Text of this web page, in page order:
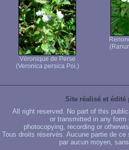
Véronique de Perse
(Veronica persica Poi.)
Site réalisé et édité
All right reserved. No part of this
or transmitted in any
photocopying, recording or
Tous droits réservés. Aucune partie de
par aucun moyen,